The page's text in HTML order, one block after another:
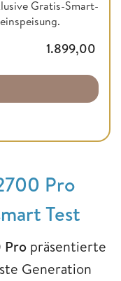
Gratis-Smart-
1.899,00
Pro
Test
Pro präsentierte
Generation